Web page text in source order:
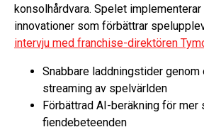
konsolhårdvara. Spelet
innovationer som förbättrar
intervju med franchise-direktören
Snabbare laddningstider genom
streaming av spelvärlden
Förbättrad AI-beräkning för
fiendebeteenden